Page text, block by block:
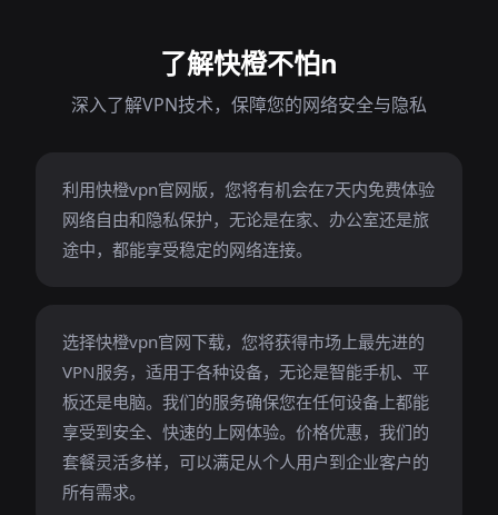
了解快橙不怕n
深入了解VPN技术，保障您的网络安全与隐私
利用快橙vpn官网版，您将有机会在7天内免费体验
网络自由和隐私保护，无论是在家、办公室还是旅
途中，都能享受稳定的网络连接。
选择快橙vpn官网下载，您将获得市场上最先进的
VPN服务，适用于各种设备，无论是智能手机、平
板还是电脑。我们的服务确保您在任何设备上都能
享受到安全、快速的上网体验。价格优惠，我们的
套餐灵活多样，可以满足从个人用户到企业客户的
所有需求。